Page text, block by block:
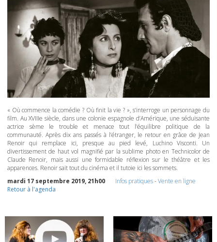
« Où commence la comédie ? Où finit la vie ? », s’interroge un personnage du
film. Au XVIIIe siècle, dans une colonie espagnole d’Amérique, une séduisante
actrice sème le trouble et menace tout l’équilibre politique de la
communauté. Après dix ans passés à l’étranger, le retour en grâce de Jean
Renoir qui remplace ici, presque au pied levé, Luchino Visconti. Un
divertissement de haut vol magnifié par la sublime photo en Technicolor de
Claude Renoir, mais aussi une formidable réflexion sur le théâtre et les
apparences. Renoir sait tout du cinéma et il tutoie ici les sommets.
mardi 17 septembre 2019, 21h00
Infos pratiques-Vente en ligne
Retour à l'agenda